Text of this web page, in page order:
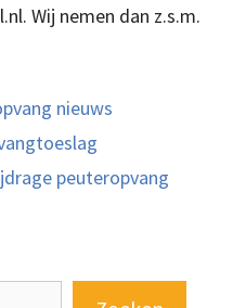
Wij nemen dan z.s.m.
nieuws
peuteropvang